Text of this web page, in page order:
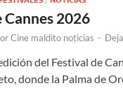
Cannes 2026
Cine maldito noticias -
del Festival de
donde la Palma de